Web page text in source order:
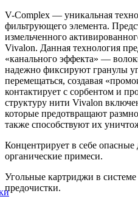
V-Complex — уникальная
фильтрующего элемента.
измельченного
Vivalon. Данная технология
«канального эффекта» —
надежно фиксируют гранулы
перемещаться, создавая
контактирует с сорбентом и
структуру нити Vivalon
которые предотвращают
также способствуют их
Концентрирует в себе опасные
органические примеси.
Угольные картриджи в системе
предочистки.